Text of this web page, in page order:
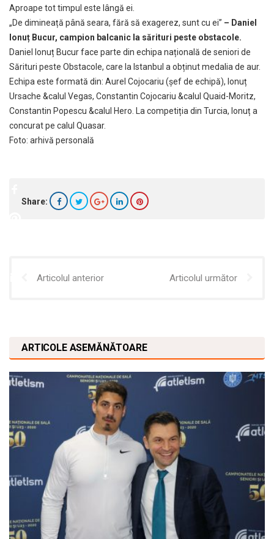
Aproape tot timpul este lângă ei.
„De dimineață până seara, fără să exagerez, sunt cu ei” – Daniel
Ionuț Bucur, campion balcanic la sărituri peste obstacole.
Daniel Ionuț Bucur face parte din echipa națională de seniori de
Sărituri peste Obstacole, care la Istanbul a obținut medalia de aur.
Echipa este formată din: Aurel Cojocariu (șef de echipă), Ionuț
Ursache &calul Vegas, Constantin Cojocariu &calul Quaid-Moritz,
Constantin Popescu &calul Hero. La competiția din Turcia, Ionuț a
concurat pe calul Quasar.
Foto: arhivă personală
Share:
Articolul anterior Articolul următor
ARTICOLE ASEMĂNĂTOARE